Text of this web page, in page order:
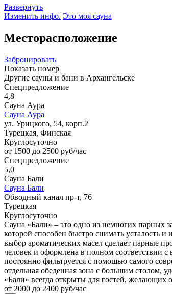
Развернуть
Изменить инфо. Это моя сауна
Месторасположение
Забронировать
Показать номер
Другие сауны и бани в Архангельске
Спецпредложение
4,8
Сауна Аура
Сауна Аура
ул. Урицкого, 54, корп.2
Турецкая, Финская
Круглосуточно
от 1500 до 2500 руб/час
Спецпредложение
5,0
Сауна Бали
Сауна Бали
Обводный канал пр-т, 76
Турецкая
Круглосуточно
Сауна «Бали» – это одно из немногих парных
которой способен быстро снимать усталость и
выбор ароматических масел сделает парные
человек и оформлена в полном соответствии
постоянно фильтруется с помощью самого
отдельная обеденная зона с большим столом,
«Бали» всегда открыты для гостей, желающих
от 2000 до 2400 руб/час